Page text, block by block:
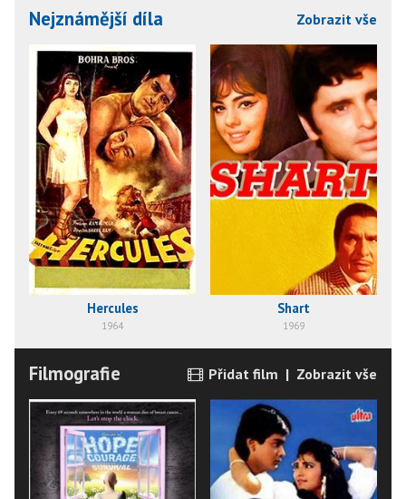
Nejznámější díla Zobrazit vše
Hercules
1964
Shart
1969
Filmografie Přidat film | Zobrazit vše